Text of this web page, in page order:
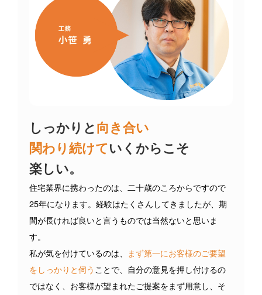
しっかりと 向き合い
関わり続けていくからこそ
楽しい。
住宅業界に携わったのは、二十歳のころからですので
25年になります。経験はたくさんしてきましたが、期
間が長ければ良いと言うものでは当然ないと思いま
す。
私が気を付けているのは、
まず第一にお客様のご要望
をしっかりと伺う ことで、自分の意見を押し付けるの
ではなく、お客様が望まれたご提案をまず用意し、そ